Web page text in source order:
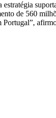
de 560